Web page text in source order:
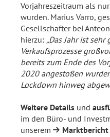
Vorjahreszeitraum als
wurden. Marius Varro,
Gesellschafter bei
hierzu: „Das Jahr ist
Verkaufsprozesse
bereits zum Ende des
2020 angestoßen
Lockdown hinweg
Weitere Details und
im den Büro- und
unserem
Marktbericht